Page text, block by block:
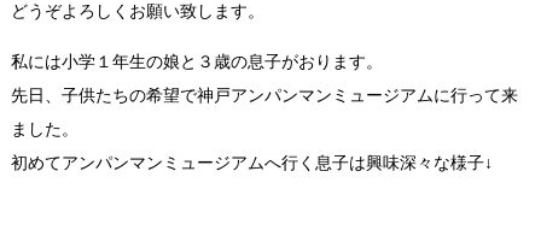
どうぞよろしくお願い致します。
私には小学１年生の娘と３歳の息子がおります。
先日、子供たちの希望で神戸アンパンマンミュージアムに行って来
ました。
初めてアンパンマンミュージアムへ行く息子は興味深々な様子↓